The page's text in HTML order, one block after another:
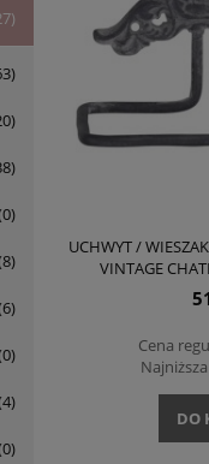
UCHWYT /
VINTAGE
Cena
DO